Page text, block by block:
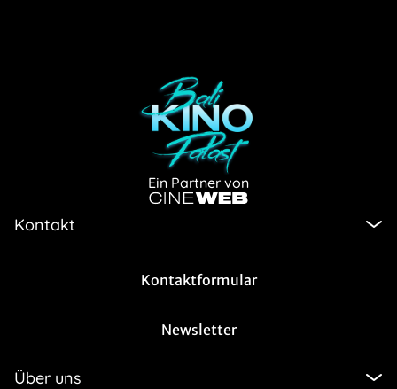
Ein Partner von
Kontakt
Kontaktformular
Newsletter
Über uns